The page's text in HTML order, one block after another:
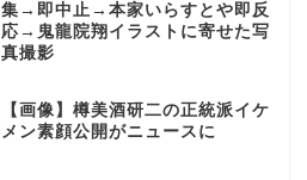
集→即中止→本家いらすとや即反
応→鬼龍院翔イラストに寄せた写
真撮影
【画像】樽美酒研二の正統派イケ
メン素顔公開がニュースに